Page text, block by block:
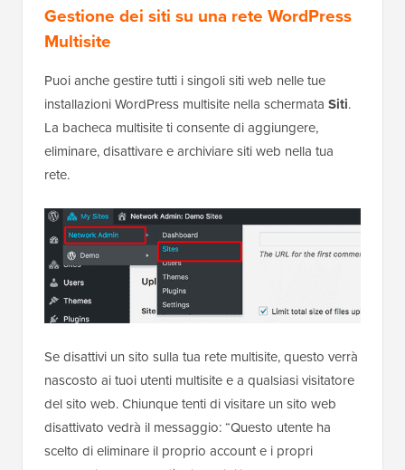
Gestione dei siti su una rete WordPress
Multisite
Puoi anche gestire tutti i singoli siti web nelle tue
installazioni WordPress multisite nella schermata Siti.
La bacheca multisite ti consente di aggiungere,
eliminare, disattivare e archiviare siti web nella tua
rete.
Se disattivi un sito sulla tua rete multisite, questo verrà
nascosto ai tuoi utenti multisite e a qualsiasi visitatore
del sito web. Chiunque tenti di visitare un sito web
disattivato vedrà il messaggio: “Questo utente ha
scelto di eliminare il proprio account e i propri